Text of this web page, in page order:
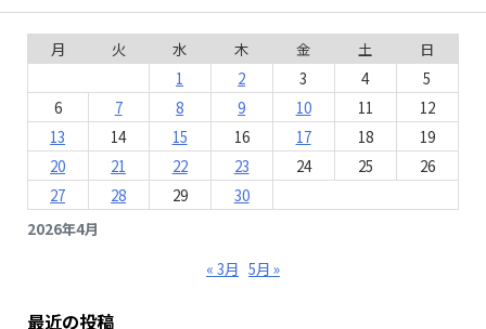
2026年4月
月 火 水 木 金 土
日
1
2 3 4
5
6
7 8 9 10 11
12
13
14 15 16 17 18
19
20
21 22 23 24 25
26
27
28 29 30
« 3月 5月 »
最近の投稿